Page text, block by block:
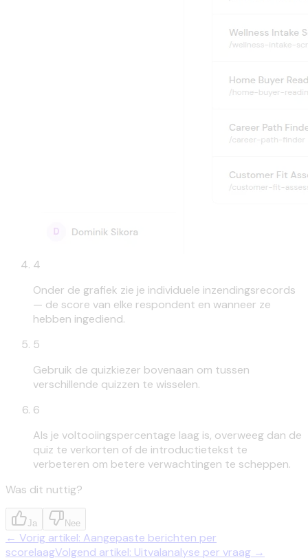
4
Onder de grafiek zie je individuele inzendingsrecords
— de score van elke respondent en wanneer ze
hebben ingediend.
5
Gebruik de quizkiezer bovenaan om tussen
verschillende quizzen te wisselen.
6
Als je voltooiingspercentage laag is, overweeg dan de
quiz te verkorten of de introductietekst te
verbeteren om betere verwachtingen te scheppen.
Was dit nuttig?
Ja Nee
← Vorig artikel: Aangepaste berichten per
scorelaagVolgend artikel: Uitvalanalyse per vraag →